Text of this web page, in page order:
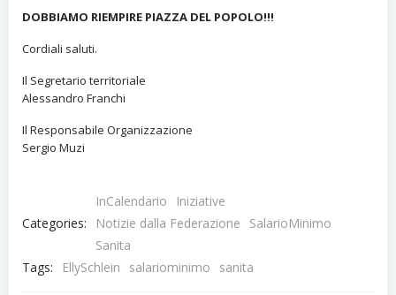
DOBBIAMO RIEMPIRE PIAZZA DEL POPOLO!!!
Cordiali saluti.
Il Segretario territoriale
Alessandro Franchi
Il Responsabile Organizzazione
Sergio Muzi
Categories:
InCalendario
Iniziative
Notizie dalla Federazione
SalarioMinimo
Sanita
Tags:
EllySchlein salariominimo sanita